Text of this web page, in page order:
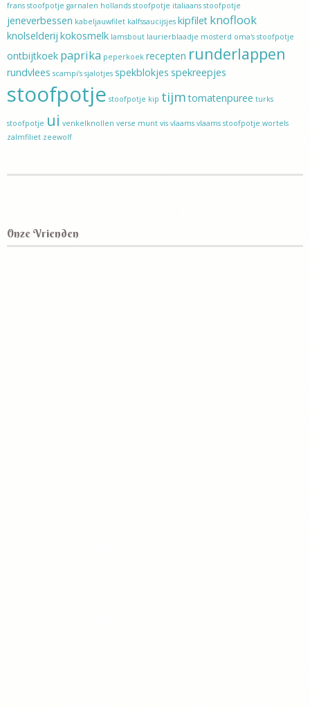
frans stoofpotje garnalen hollands stoofpotje italiaans stoofpotje
jeneverbessen kabeljauwfilet kalfssaucijsjes kipfilet knoflook
knolselderij kokosmelk lamsbout laurierblaadje mosterd oma's stoofpotje
ontbijtkoek paprika peperkoek recepten runderlappen
rundvlees scampi’s sjalotjes spekblokjes spekreepjes
stoofpotje stoofpotje kip tijm tomatenpuree turks
stoofpotje ui venkelknollen verse munt vis vlaams vlaams stoofpotje wortels
zalmfiliet zeewolf
Onze Vrienden